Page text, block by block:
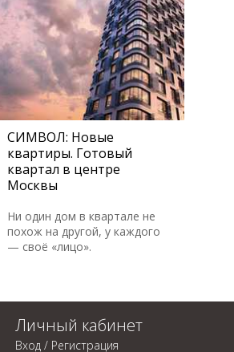
СИМВОЛ: Новые
квартиры. Готовый
квартал в центре
Москвы
Ни один дом в квартале не
похож на другой, у каждого
— своё «лицо».
Личный кабинет
Вход / Регистрация